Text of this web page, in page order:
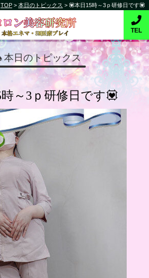
TOP > 本日のトピックス > 💟本日15時～3ｐ研修日です💟
ロン美容研究所
的エネマ・SM医療プレイ TEL
本日のトピックス
～3ｐ研修日です💟